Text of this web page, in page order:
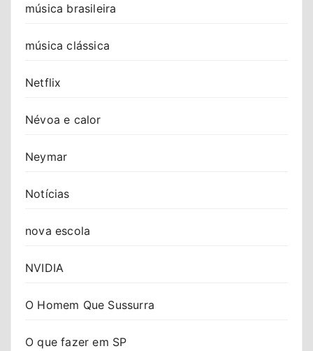
música brasileira
música clássica
Netflix
Névoa e calor
Neymar
Notícias
nova escola
NVIDIA
O Homem Que Sussurra
O que fazer em SP